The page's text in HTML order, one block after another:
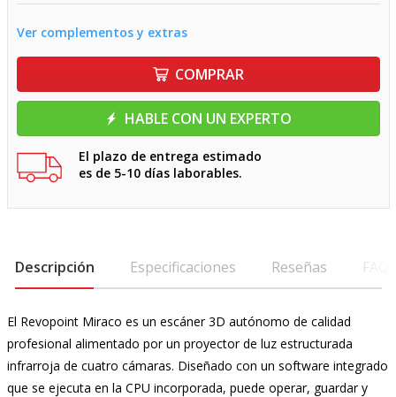
Ver complementos y extras
COMPRAR
HABLE CON UN EXPERTO
El plazo de entrega estimado
es de 5-10 días laborables.
Descripción Especificaciones Reseñas FAQ
El Revopoint Miraco es un escáner 3D autónomo de calidad
profesional alimentado por un proyector de luz estructurada
infrarroja de cuatro cámaras. Diseñado con un software integrado
que se ejecuta en la CPU incorporada, puede operar, guardar y